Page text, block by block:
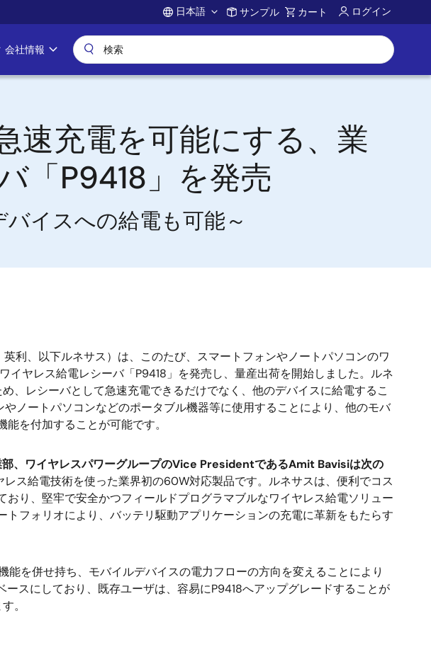
Account
日本語 サンプル カート ログイン
会社情報
速充電を可能にする、業
「P9418」を発売
イスへの給電も可能～
利、以下ルネサス）は、このたび、スマートフォンやノートパソコンのワ
ヤレス給電レシーバ「P9418」を発売し、量産出荷を開始しました。ルネ
、レシーバとして急速充電できるだけでなく、他のデバイスに給電するこ
ノートパソコンなどのポータブル機器等に使用することにより、他のモバ
を付加することが可能です。
、ワイヤレスパワーグループのVice PresidentであるAmit Bavisiは次の
レス給電技術を使った業界初の60W対応製品です。ルネサスは、便利でコス
おり、堅牢で安全かつフィールドプログラマブルなワイヤレス給電ソリュー
フォリオにより、バッテリ駆動アプリケーションの充電に革新をもたらす
を併せ持ち、モバイルデバイスの電力フローの方向を変えることにより
ースにしており、既存ユーザは、容易にP9418へアップグレードすることが
。